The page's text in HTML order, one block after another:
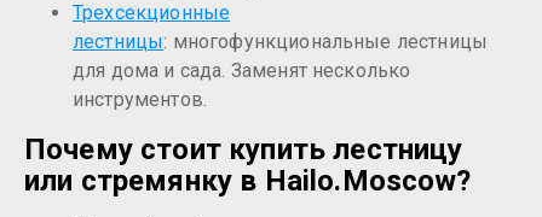
Трехсекционные
лестницы: многофункциональные лестницы
для дома и сада. Заменят несколько
инструментов.
Почему стоит купить лестницу
или стремянку в Hailo.Moscow?